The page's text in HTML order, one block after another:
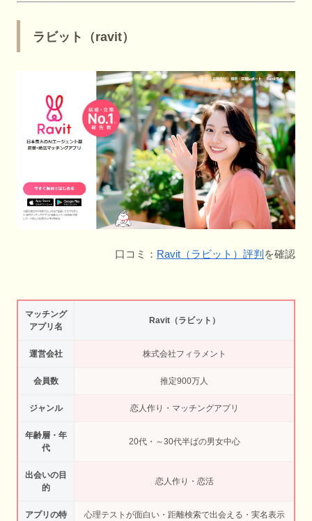
ラビット（ravit）
口コミ： Ravit（ラビット）評判 を確認
マッチング
アプリ名
Ravit（ラビット）
運営会社 株式会社フィラメント
会員数 推定900万人
ジャンル 恋人作り・マッチングアプリ
年齢層・年
代
20代・～30代半ばの男女中心
出会いの目
的
恋人作り・恋活
アプリの特
心理テストが面白い・距離検索で出会える・実名表示